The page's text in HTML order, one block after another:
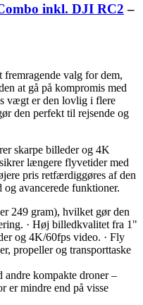
inkl. DJI RC2 –
valg for dem,
at gå på kompromis med
vægt er den lovlig i flere
den perfekt til rejsende og
skarpe billeder og 4K
længere flyvetider med
pris retfærdiggøres af den
avancerede funktioner.
249 gram), hvilket gør den
· Høj billedkvalitet fra 1"
og 4K/60fps video. · Fly
propeller og transporttaske
andre kompakte droner –
er mindre end på visse